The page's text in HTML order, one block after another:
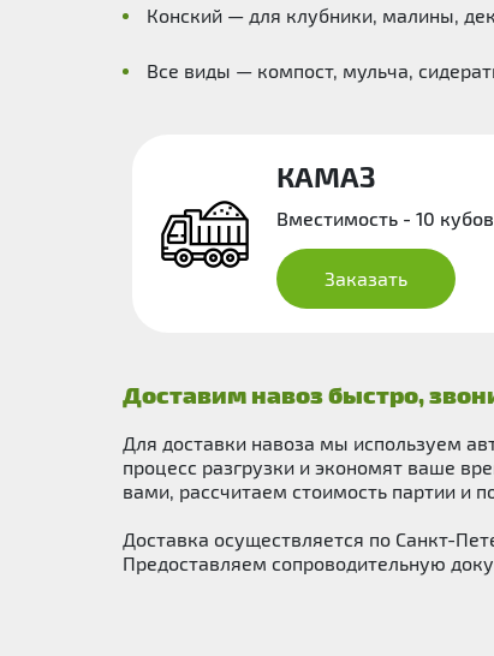
Конский — для клубники, малины,
Все виды — компост, мульча,
КАМАЗ
Вместимость - 10 кубов
Заказать
Доставим навоз быстро,
Для доставки навоза мы используем
процесс разгрузки и экономят ваше
вами, рассчитаем стоимость партии и
Доставка осуществляется по Санкт-
Предоставляем сопроводительную